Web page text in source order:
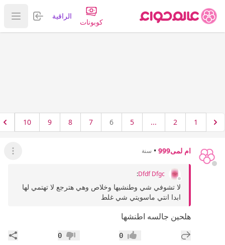
كوبونات
الراقية تسجيل
عرض
1
2
...
5
6
7
8
9
10
ام لمى999 • سنة عرض
Dfdf Dfgc
:
لا تشوفي شي وطنشيها وخلاص وهي هترجع لا تهتمي لها
ابدا انتي ماسويتي شي غلط
هلحين جالسه اطنشها
إضافة رد جديد إعجاب0 عدم إعجاب
0